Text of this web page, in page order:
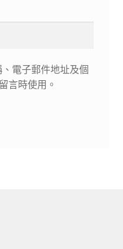
電子郵件地址及個
言時使用。